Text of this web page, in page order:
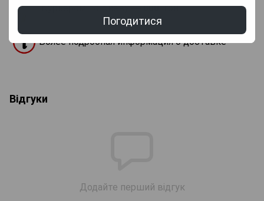
Погодитися
Курьером по Киеву —800грн.
Более подробная информация о доставке
Відгуки
Додайте перший відгук